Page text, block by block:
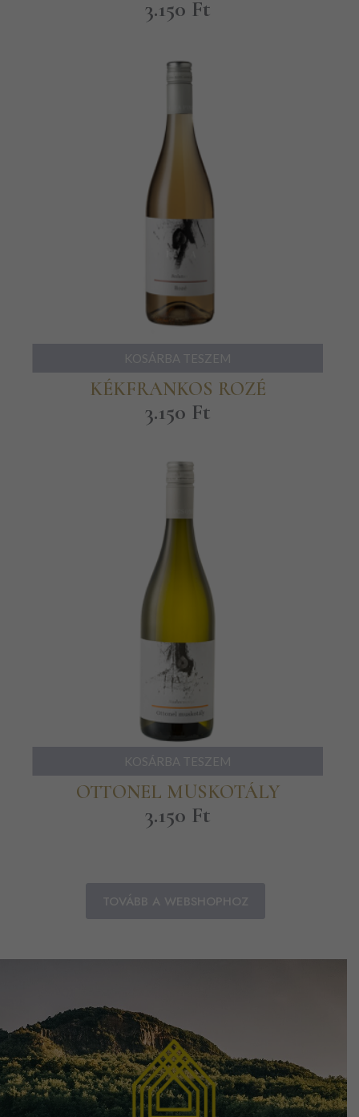
3.150 Ft
KOSÁRBA TESZEM
KÉKFRANKOS ROZÉ
3.150 Ft
KOSÁRBA TESZEM
OTTONEL MUSKOTÁLY
3.150 Ft
TOVÁBB A WEBSHOPHOZ